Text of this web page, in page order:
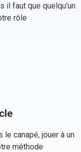
il faut que quelqu'un
rôle
le canapé, jouer à un
méthode